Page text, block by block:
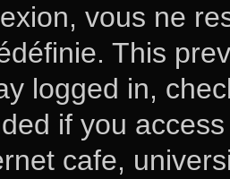
vous ne
This
logged in,
if you
cafe,